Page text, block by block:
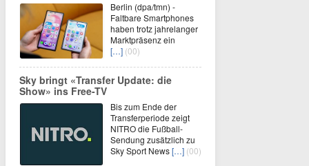
Berlin (dpa/tmn) -
Faltbare Smartphones
haben trotz jahrelanger
Marktpräsenz ein
[…] (00)
Sky bringt «Transfer Update: die
Show» ins Free-TV
Bis zum Ende der
Transferperiode zeigt
NITRO die Fußball-
Sendung zusätzlich zu
Sky Sport News[…] (00)